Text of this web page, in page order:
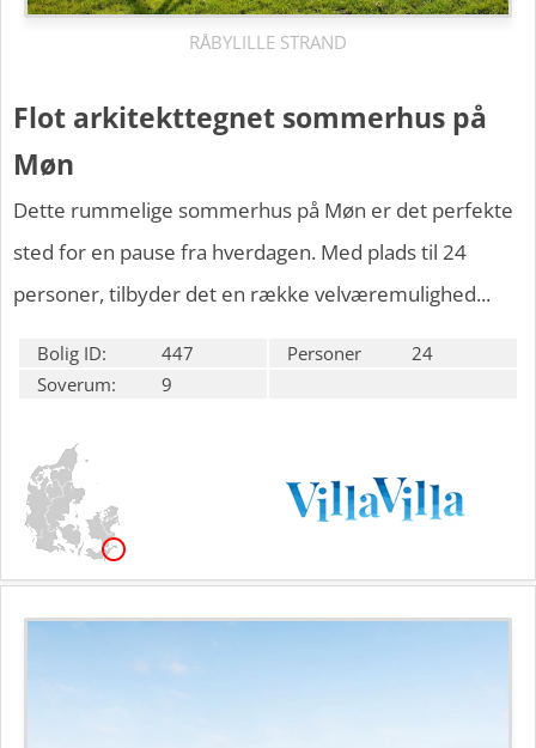
RÅBYLILLE STRAND
Flot arkitekttegnet sommerhus på
Møn
Dette rummelige sommerhus på Møn er det perfekte
sted for en pause fra hverdagen. Med plads til 24
personer, tilbyder det en række velværemulighed...
Bolig ID: 447 Personer
24
Soverum:
9